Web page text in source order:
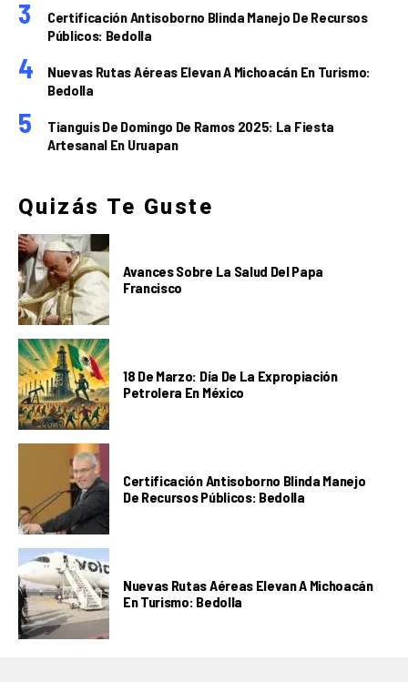
Certificación Antisoborno Blinda Manejo De Recursos
Públicos: Bedolla
Nuevas Rutas Aéreas Elevan A Michoacán En Turismo:
Bedolla
Tianguis De Domingo De Ramos 2025: La Fiesta
Artesanal En Uruapan
Quizás Te Guste
Avances Sobre La Salud Del Papa
Francisco
18 De Marzo: Día De La Expropiación
Petrolera En México
Certificación Antisoborno Blinda Manejo
De Recursos Públicos: Bedolla
Nuevas Rutas Aéreas Elevan A Michoacán
En Turismo: Bedolla